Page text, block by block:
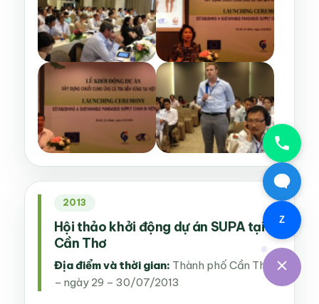
2013
Hội thảo khởi động dự án SUPA tại
Cần Thơ
Địa điểm và thời gian: Thành phố Cần Thơ
– ngày 29 – 30/07/2013
Z